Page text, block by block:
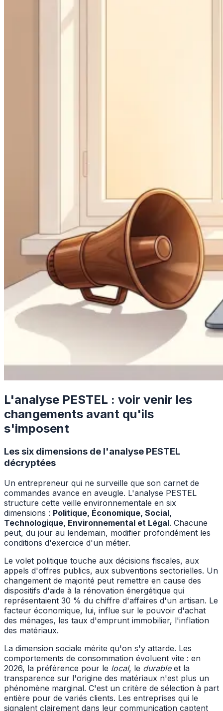
L'analyse PESTEL : voir venir les
changements avant qu'ils
s'imposent
Les six dimensions de l'analyse PESTEL
décryptées
Un entrepreneur qui ne surveille que son carnet de
commandes avance en aveugle. L'analyse PESTEL
structure cette veille environnementale en six
dimensions : Politique, Économique, Social,
Technologique, Environnemental et Légal. Chacune
peut, du jour au lendemain, modifier profondément les
conditions d'exercice d'un métier.
Le volet politique touche aux décisions fiscales, aux
appels d'offres publics, aux subventions sectorielles. Un
changement de majorité peut remettre en cause des
dispositifs d'aide à la rénovation énergétique qui
représentaient 30 % du chiffre d'affaires d'un artisan. Le
facteur économique, lui, influe sur le pouvoir d'achat
des ménages, les taux d'emprunt immobilier, l'inflation
des matériaux.
La dimension sociale mérite qu'on s'y attarde. Les
comportements de consommation évoluent vite : en
2026, la préférence pour le local, le durableet la
transparence sur l'origine des matériaux n'est plus un
phénomène marginal. C'est un critère de sélection à part
entière pour de variés clients. Les entreprises qui le
signalent clairement dans leur communication captent